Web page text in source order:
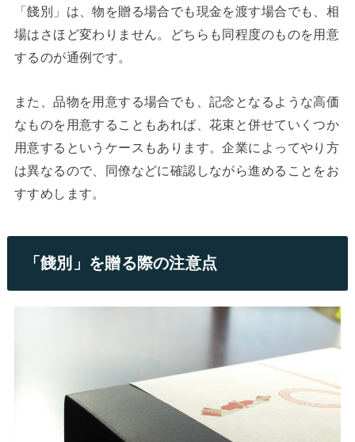
「餞別」は、物を贈る場合でも現金を渡す場合でも、相
場はさほど変わりません。どちらも同程度のものを用意
するのが通例です。
また、品物を用意する場合でも、記念となるような高価
なものを用意することもあれば、花束と併せていくつか
用意するというケースもあります。企業によってやり方
は異なるので、同僚などに確認しながら進めることをお
すすめします。
「餞別」を贈る際の注意点